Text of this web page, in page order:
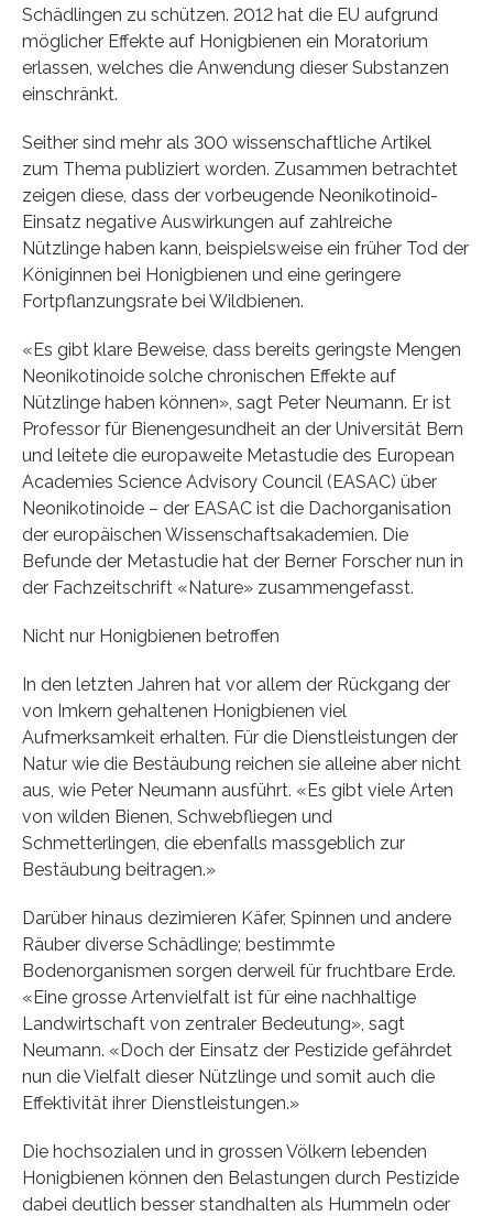
Schädlingen zu schützen. 2012 hat die EU aufgrund
möglicher Effekte auf Honigbienen ein Moratorium
erlassen, welches die Anwendung dieser Substanzen
einschränkt.
Seither sind mehr als 300 wissenschaftliche Artikel
zum Thema publiziert worden. Zusammen betrachtet
zeigen diese, dass der vorbeugende Neonikotinoid-
Einsatz negative Auswirkungen auf zahlreiche
Nützlinge haben kann, beispielsweise ein früher Tod der
Königinnen bei Honigbienen und eine geringere
Fortpflanzungsrate bei Wildbienen.
«Es gibt klare Beweise, dass bereits geringste Mengen
Neonikotinoide solche chronischen Effekte auf
Nützlinge haben können», sagt Peter Neumann. Er ist
Professor für Bienengesundheit an der Universität Bern
und leitete die europaweite Metastudie des European
Academies Science Advisory Council (EASAC) über
Neonikotinoide – der EASAC ist die Dachorganisation
der europäischen Wissenschaftsakademien. Die
Befunde der Metastudie hat der Berner Forscher nun in
der Fachzeitschrift «Nature» zusammengefasst.
Nicht nur Honigbienen betroffen
In den letzten Jahren hat vor allem der Rückgang der
von Imkern gehaltenen Honigbienen viel
Aufmerksamkeit erhalten. Für die Dienstleistungen der
Natur wie die Bestäubung reichen sie alleine aber nicht
aus, wie Peter Neumann ausführt. «Es gibt viele Arten
von wilden Bienen, Schwebfliegen und
Schmetterlingen, die ebenfalls massgeblich zur
Bestäubung beitragen.»
Darüber hinaus dezimieren Käfer, Spinnen und andere
Räuber diverse Schädlinge; bestimmte
Bodenorganismen sorgen derweil für fruchtbare Erde.
«Eine grosse Artenvielfalt ist für eine nachhaltige
Landwirtschaft von zentraler Bedeutung», sagt
Neumann. «Doch der Einsatz der Pestizide gefährdet
nun die Vielfalt dieser Nützlinge und somit auch die
Effektivität ihrer Dienstleistungen.»
Die hochsozialen und in grossen Völkern lebenden
Honigbienen können den Belastungen durch Pestizide
dabei deutlich besser standhalten als Hummeln oder